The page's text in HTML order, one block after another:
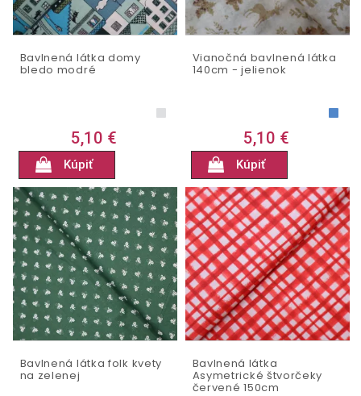
Bavlnená látka domy
bledo modré
5,10 €
Kúpiť
Vianočná bavlnená látka
140cm - jelienok
5,10 €
Kúpiť
Bavlnená látka folk kvety
na zelenej
Bavlnená látka
Asymetrické štvorčeky
červené 150cm